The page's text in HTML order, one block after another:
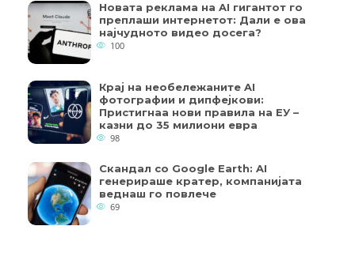
Новата реклама на AI гигантот го
преплаши интернетот: Дали е ова
најчудното видео досега?
100
Крај на необележаните AI
фотографии и дипфејкови:
Пристигнаа нови правила на ЕУ –
казни до 35 милиони евра
98
Скандал со Google Earth: AI
генерираше кратер, компанијата
веднаш го повлече
69